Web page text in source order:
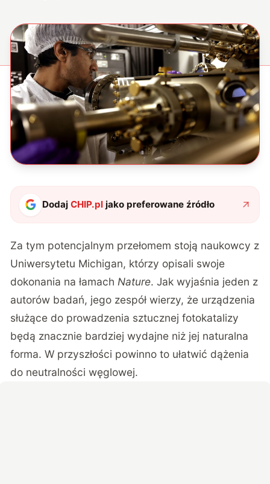
DodajCHIP.pl jako preferowane źródło
Za tym potencjalnym przełomem stoją naukowcy z
Uniwersytetu Michigan, którzy opisali swoje
dokonania na łamach Nature. Jak wyjaśnia jeden z
autorów badań, jego zespół wierzy, że urządzenia
służące do prowadzenia sztucznej fotokatalizy
będą znacznie bardziej wydajne niż jej naturalna
forma. W przyszłości powinno to ułatwić dążenia
do neutralności węglowej.